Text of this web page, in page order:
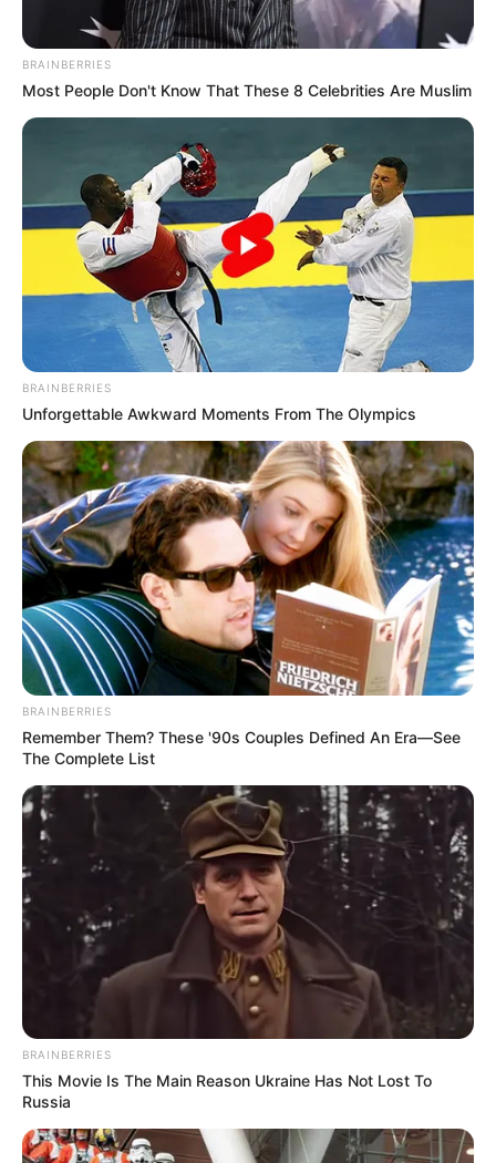
BRAINBERRIES
Most People Don't Know That These 8 Celebrities Are Muslim
BRAINBERRIES
Unforgettable Awkward Moments From The Olympics
BRAINBERRIES
Remember Them? These '90s Couples Defined An Era—See
The Complete List
BRAINBERRIES
This Movie Is The Main Reason Ukraine Has Not Lost To
Russia